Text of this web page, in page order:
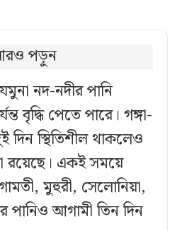
পড়ুন
নদ-নদীর পানি
বৃদ্ধি পেতে পারে। গঙ্গা-
দিন স্থিতিশীল থাকলেও
রয়েছে। একই সময়ে
মুহুরী, সেলোনিয়া,
পানিও আগামী তিন দিন